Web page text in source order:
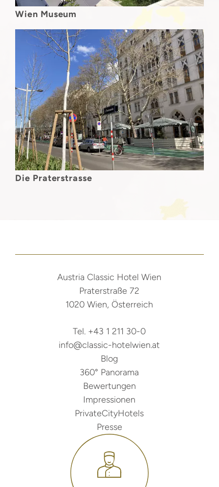
Wien Museum
Die Praterstrasse
Austria Classic Hotel Wien
Praterstraße 72
1020 Wien, Österreich
Tel. +43 1 211 30-0
info@classic-hotelwien.at
Blog
360° Panorama
Bewertungen
Impressionen
PrivateCityHotels
Presse